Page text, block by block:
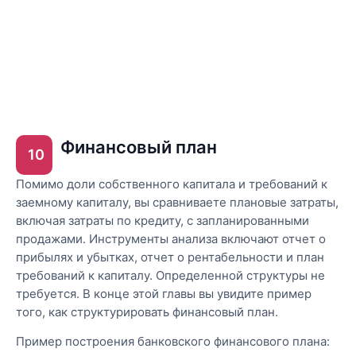
10 Финансовый план
Помимо доли собственного капитала и требований к
заемному капиталу, вы сравниваете плановые затраты,
включая затраты по кредиту, с запланированными
продажами. Инструменты анализа включают отчет о
прибылях и убытках, отчет о рентабельности и план
требований к капиталу. Определенной структуры не
требуется. В конце этой главы вы увидите пример
того, как структурировать финансовый план.
Пример построения банковского финансового плана: